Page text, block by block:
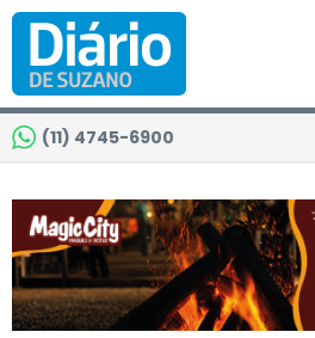
(11) 4745-6900